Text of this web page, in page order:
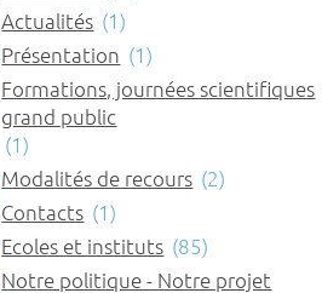
Actualités (1)
Présentation (1)
Formations, journées scientifiques
grand public
(1)
Modalités de recours (2)
Contacts (1)
Ecoles et instituts (85)
Notre politique - Notre projet